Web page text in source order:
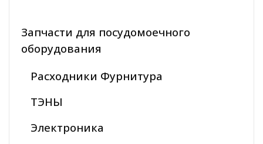
Запчасти для посудомоечного
оборудования
Расходники Фурнитура
ТЭНЫ
Электроника